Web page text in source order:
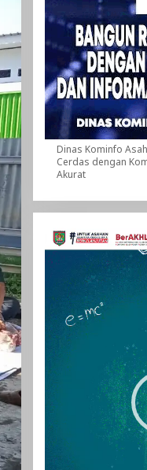
Dinas Kominfo
Cerdas dengan
Akurat
Pemutar
Video